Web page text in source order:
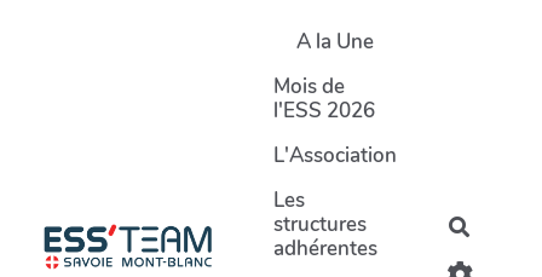
A la Une
Mois de
l'ESS 2026
L'Association
Les
structures
adhérentes